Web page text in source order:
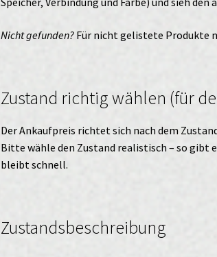
Nicht gefunden? Für nicht gelistete Produkte
Zustand richtig wählen (für
Der Ankaufpreis richtet sich nach dem
Bitte wähle den Zustand realistisch – so gibt
bleibt schnell.
Zustandsbeschreibung